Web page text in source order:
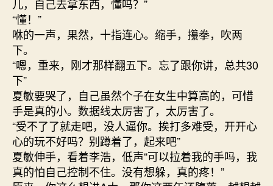
儿，自己去拿东西，懂吗？”
“懂！”
咻的一声，果然，十指连心。缩手，攥拳，吹两
下。
“嗯，重来，刚才那样翻五下。忘了跟你讲，总共30
下”
夏敏要哭了，自己虽然个子在女生中算高的，可惜
手是真的小。数据线太厉害了，太厉害了。
“受不了了就走吧，没人逼你。挨打多难受，开开心
心的玩不好吗？别蹲着了，起来吧”
夏敏伸手，看着李浩，低声“可以拉着我的手吗，我
真的怕自己控制不住。没有想躲，真的疼！”